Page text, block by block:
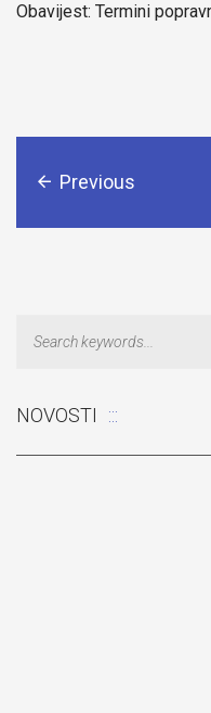
Obavijest: Termini
Previous
NOVOSTI